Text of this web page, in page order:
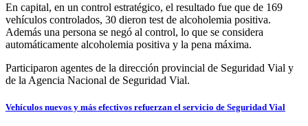
En capital, en un control estratégico, el resultado fue que de 169
vehículos controlados, 30 dieron test de alcoholemia positiva.
Además una persona se negó al control, lo que se considera
automáticamente alcoholemia positiva y la pena máxima.
Participaron agentes de la dirección provincial de Seguridad Vial y
de la Agencia Nacional de Seguridad Vial.
Vehículos nuevos y más efectivos refuerzan el servicio de Seguridad Vial